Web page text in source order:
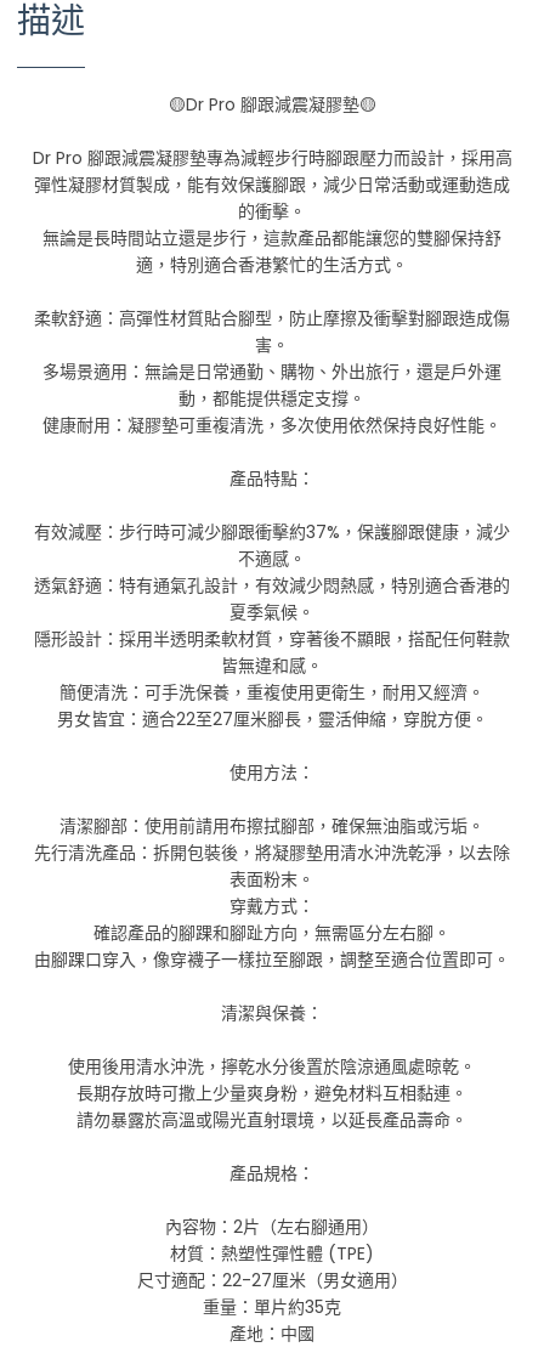
描述
🟡Dr Pro 腳跟減震凝膠墊🟡
Dr Pro 腳跟減震凝膠墊專為減輕步行時腳跟壓力而設計，採用高
彈性凝膠材質製成，能有效保護腳跟，減少日常活動或運動造成
的衝擊。
無論是長時間站立還是步行，這款產品都能讓您的雙腳保持舒
適，特別適合香港繁忙的生活方式。
柔軟舒適：高彈性材質貼合腳型，防止摩擦及衝擊對腳跟造成傷
害。
多場景適用：無論是日常通勤、購物、外出旅行，還是戶外運
動，都能提供穩定支撐。
健康耐用：凝膠墊可重複清洗，多次使用依然保持良好性能。
產品特點：
有效減壓：步行時可減少腳跟衝擊約37%，保護腳跟健康，減少
不適感。
透氣舒適：特有通氣孔設計，有效減少悶熱感，特別適合香港的
夏季氣候。
隱形設計：採用半透明柔軟材質，穿著後不顯眼，搭配任何鞋款
皆無違和感。
簡便清洗：可手洗保養，重複使用更衛生，耐用又經濟。
男女皆宜：適合22至27厘米腳長，靈活伸縮，穿脫方便。
使用方法：
清潔腳部：使用前請用布擦拭腳部，確保無油脂或污垢。
先行清洗產品：拆開包裝後，將凝膠墊用清水沖洗乾淨，以去除
表面粉末。
穿戴方式：
確認產品的腳踝和腳趾方向，無需區分左右腳。
由腳踝口穿入，像穿襪子一樣拉至腳跟，調整至適合位置即可。
清潔與保養：
使用後用清水沖洗，擰乾水分後置於陰涼通風處晾乾。
長期存放時可撒上少量爽身粉，避免材料互相黏連。
請勿暴露於高溫或陽光直射環境，以延長產品壽命。
產品規格：
內容物：2片（左右腳通用）
材質：熱塑性彈性體 (TPE)
尺寸適配：22-27厘米（男女適用）
重量：單片約35克
產地：中國